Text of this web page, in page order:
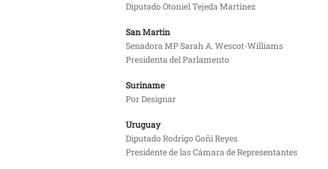
Diputado Otoniel Tejeda Martínez
San Martin
Senadora MP Sarah A. Wescot-Williams
Presidenta del Parlamento
Suriname
Por Designar
Uruguay
Diputado Rodrigo Goñi Reyes
Presidente de las Cámara de Representantes